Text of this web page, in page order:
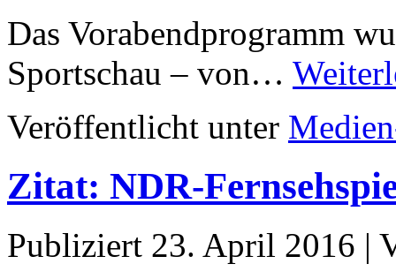
Das Vorabendprogramm
Sportschau – von…
Veröffentlicht unter
Zitat: NDR-
Publiziert 23. April 2016 |